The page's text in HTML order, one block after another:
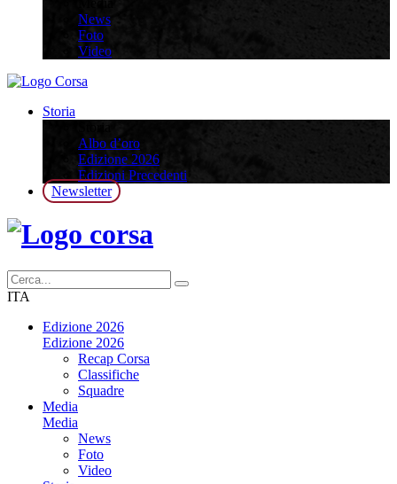
News
Foto
Video
Storia
Albo d’oro
Edizione 2026
Edizioni Precedenti
Newsletter
ITA
Edizione 2026
Edizione 2026
Recap Corsa
Classifiche
Squadre
Media
Media
News
Foto
Video